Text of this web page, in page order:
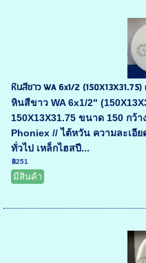
หินสีขาว WA 6x1/2 (150X13X31.75)
หินสีขาว WA 6x1/2"
150X13X31.75 ขนาด 150 กว้
Phoniex // ไต้หวัน ความละเอี
ทั่วไป เหล็กไฮสปี...
฿251
มีสินค้า